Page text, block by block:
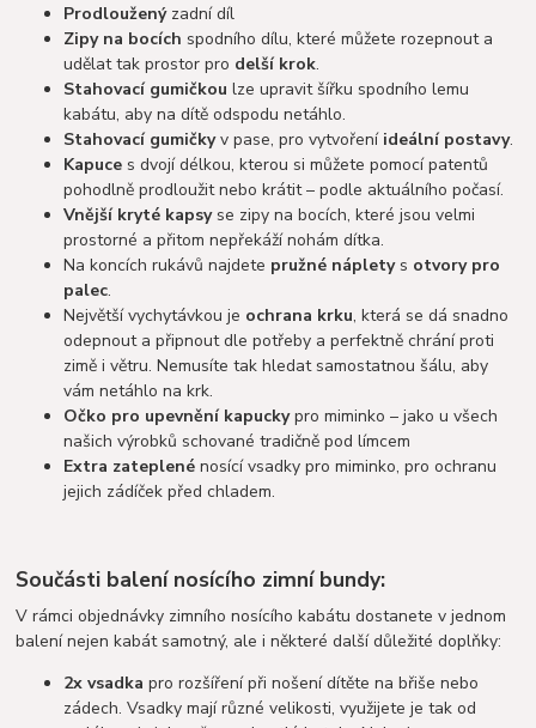
Prodloužený zadní díl
Zipy na bocích spodního dílu, které můžete rozepnout a
udělat tak prostor pro delší krok.
Stahovací gumičkou lze upravit šířku spodního lemu
kabátu, aby na dítě odspodu netáhlo.
Stahovací gumičkyv pase, pro vytvořeníideální postavy.
Kapuce s dvojí délkou, kterou si můžete pomocí patentů
pohodlně prodloužit nebo krátit – podle aktuálního počasí.
Vnější kryté kapsyse zipy na bocích, které jsou velmi
prostorné a přitom nepřekáží nohám dítka.
Na koncích rukávů najdete pružné nápletys otvory pro
palec.
Největší vychytávkou je ochrana krku, která se dá snadno
odepnout a připnout dle potřeby a perfektně chrání proti
zimě i větru. Nemusíte tak hledat samostatnou šálu, aby
vám netáhlo na krk.
Očko pro upevnění kapuckypro miminko – jako u všech
našich výrobků schované tradičně pod límcem
Extra zateplené nosící vsadky pro miminko, pro ochranu
jejich zádíček před chladem.
Součásti balení nosícího zimní bundy:
V rámci objednávky zimního nosícího kabátu dostanete v jednom
balení nejen kabát samotný, ale i některé další důležité doplňky:
2x vsadka pro rozšíření při nošení dítěte na břiše nebo
zádech. Vsadky mají různé velikosti, využijete je tak od